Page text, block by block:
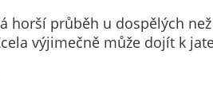
horší průběh u dospělých
výjimečně může dojít k